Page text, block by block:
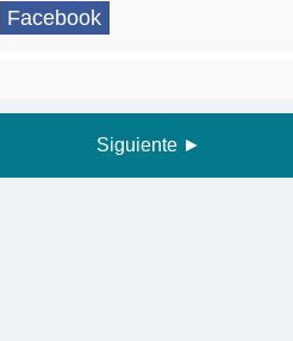
Facebook
Siguiente ►